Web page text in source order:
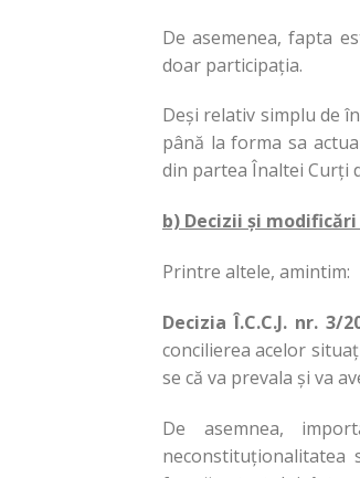
De asemenea, fapta
doar participația.
Deși relativ simplu de
până la forma sa
din partea Înaltei Curți
b) Decizii și
Printre altele, amintim:
Decizia Î.C.C.J. nr. 3/
concilierea acelor
se că va prevala și va
De asemnea,
neconstituționalitatea